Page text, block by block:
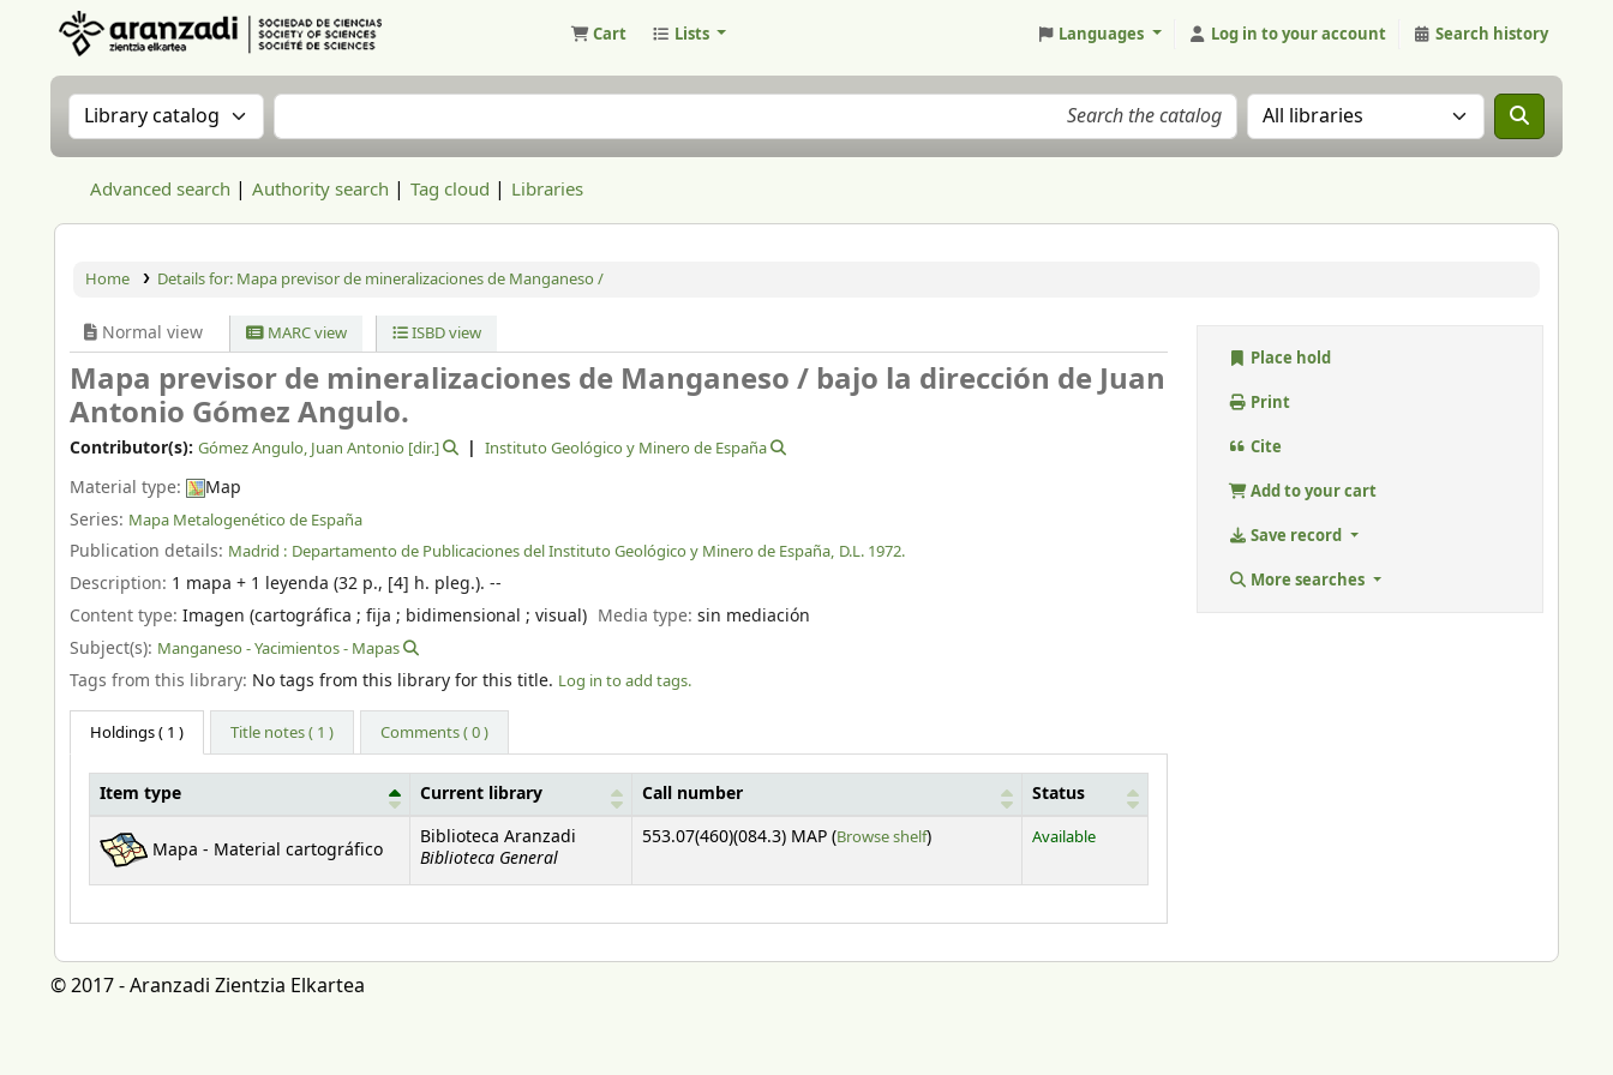
Cart Lists Languages Log in to your account Search history
Search the catalog by:Search the catalog Search the catalog in:
Advanced search Authority search Tag cloud Libraries
Home Details for: Mapa previsor de mineralizaciones de Manganeso /
Normal view MARC view ISBD view
Mapa previsor de mineralizaciones de Manganeso / bajo la dirección de Juan
Antonio Gómez Angulo.
Contributor(s): Gómez Angulo, Juan Antonio [dir.] Instituto Geológico y Minero de España
Material type:
Map
Series: Mapa Metalogenético de España
Publication details: Madrid : Departamento de Publicaciones del Instituto Geológico y Minero de España, D.L. 1972.
Description: 1 mapa + 1 leyenda (32 p., [4] h. pleg.). --
Content type: Imagen (cartográfica ; fija ; bidimensional ; visual) Media type:sin mediación
Subject(s): Manganeso - Yacimientos - Mapas
Tags from this library: No tags from this library for this title. Log in to add tags.
Holdings( 1 ) Title notes ( 1 ) Comments ( 0 )
Holdings
Item type Current library Call number Status
Mapa - Material cartográfico
Biblioteca Aranzadi
Biblioteca General
553.07(460)(084.3) MAP (Browse shelf(Opens below)
) Available
Place hold
Print
Cite
Add to your cart
Save record
More searches
© 2017 - Aranzadi Zientzia Elkartea